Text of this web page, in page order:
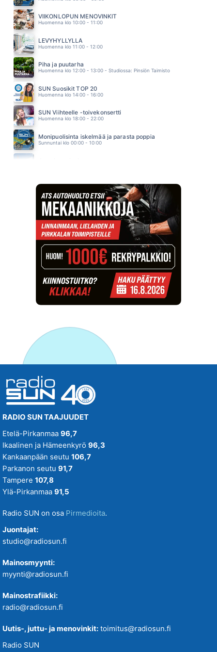
HUGO
16.01
EPPU NORMAALI
15.54
VIIKONLOPUN MENOVINKIT
Huomenna klo 10:00 - 11:00
LEVYHYLLYLLÄ
Huomenna klo 11:00 - 12:00
Piha ja puutarha
Huomenna klo 12:00 - 13:00 - Studiossa: Pinsiön Taimisto
SUN Suosikit TOP 20
Huomenna klo 14:00 - 16:00
SUN Viihteelle -toivekonsertti
Huomenna klo 18:00 - 22:00
Monipuolisinta iskelmää ja parasta poppia
Sunnuntai klo 00:00 - 10:00
RADIO SUN TAAJUUDET
Etelä-Pirkanmaa 96,7
Ikaalinen ja Hämeenkyrö 96,3
Kankaanpään seutu 106,7
Parkanon seutu 91,7
Tampere 107,8
Ylä-Pirkanmaa 91,5
Radio SUN on osa Pirmedioita.
Juontajat:
studio@radiosun.fi
Mainosmyynti:
myynti@radiosun.fi
Mainostrafiikki:
radio@radiosun.fi
Uutis-, juttu- ja menovinkit: toimitus@radiosun.fi
Radio SUN